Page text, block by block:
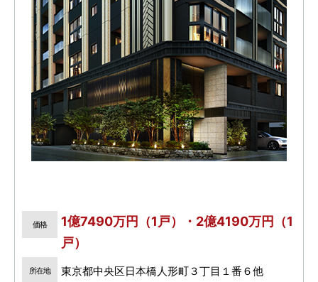
価格
1億7490万円（1戸）・2億4190万円（1
戸）
所在地 東京都中央区日本橋人形町３丁目１番６他